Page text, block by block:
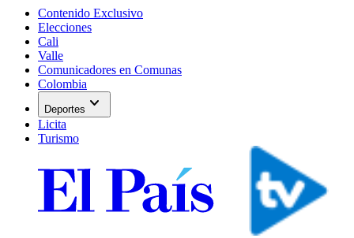
Contenido Exclusivo
Elecciones
Cali
Valle
Comunicadores en Comunas
Colombia
Deportes expand_more
Licita
Turismo